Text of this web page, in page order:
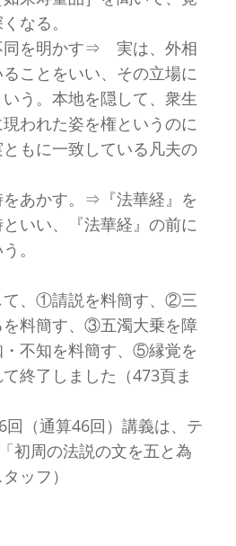
なる。
を明かす⇒ 実は、外相
ことをいい、その立場に
う。本地を隠して、衆生
われた姿を権というのに
もに一致している凡夫の
あかす。⇒『法華経』を
いい、『法華経』の前に
。
て、①請説を料簡す、②三
を料簡す、③五濁大乗を障
不知を料簡す、⑤縁覚を
終了しました（473頁ま
回（通算46回）講義は、テ
初周の法説の文を五と為
ッフ）